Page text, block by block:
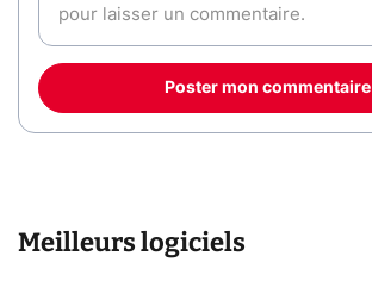
Poster mon commentaire
Meilleurs logiciels